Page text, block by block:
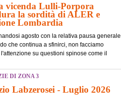
vicenda Lulli-Porpora
la sordità di ALER e
Lombardia
agosto con la relativa pausa generale
che continua a sfinirci, non facciamo
su questioni spinose come il
DI ZONA 3
Labzerosei - Luglio 2026